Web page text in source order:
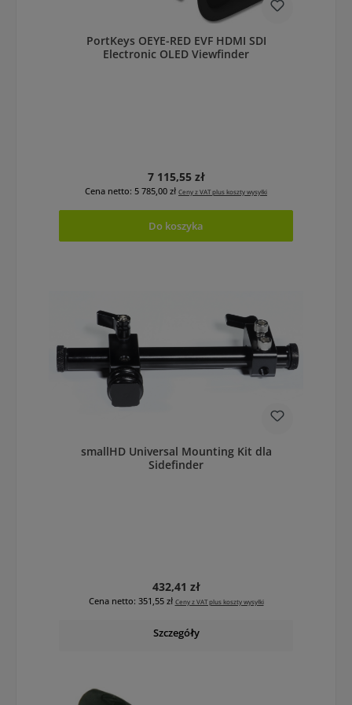
PortKeys OEYE-RED EVF HDMI SDI
Electronic OLED Viewfinder
Cena regularna:
7 115,55 zł
Cena netto: 5 785,00 zł Ceny z VAT plus koszty wysyłki
Do koszyka
smallHD Universal Mounting Kit dla
Sidefinder
Cena regularna:
432,41 zł
Cena netto: 351,55 zł Ceny z VAT plus koszty wysyłki
Szczegóły